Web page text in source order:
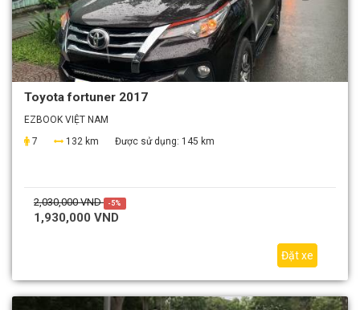
Toyota fortuner 2017
EZBOOK VIỆT NAM
7
132 km Được sử dụng: 145 km
2,030,000 VND -5%
1,930,000 VND
Đặt xe